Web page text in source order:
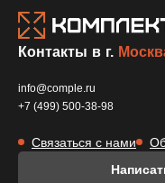
Контакты в г.
info@comple.ru
+7 (499) 500-38-98
Связаться с нами